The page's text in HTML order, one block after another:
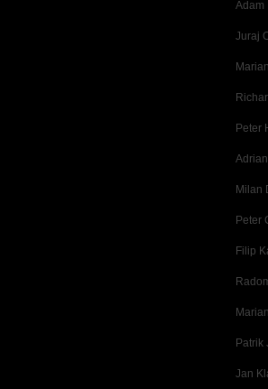
Adam
Juraj
Peter
Milan
Peter
Filip
Patrik
Jan